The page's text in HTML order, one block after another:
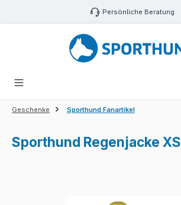
Zum Hauptinhalt springen Persönliche Beratung
Geschenke Sporthund Fanartikel
Sporthund Regenjacke XS